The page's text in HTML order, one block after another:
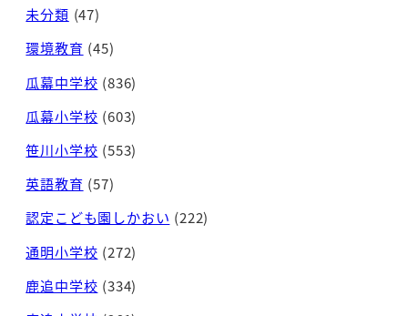
未分類 (47)
環境教育 (45)
瓜幕中学校 (836)
瓜幕小学校 (603)
笹川小学校 (553)
英語教育 (57)
認定こども園しかおい (222)
通明小学校 (272)
鹿追中学校 (334)